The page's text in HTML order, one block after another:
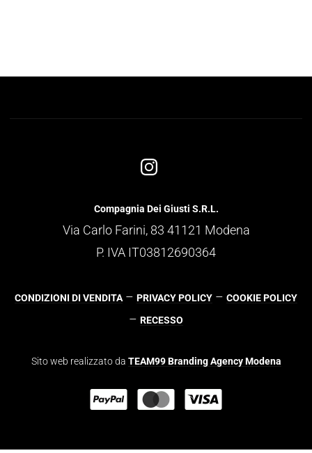
Compagnia Dei Giusti S.R.L.
Via Carlo Farini, 83 41121 Modena
P. IVA IT03812690364
CONDIZIONI DI VENDITA – PRIVACY POLICY – COOKIE POLICY
– RECESSO
Sito web realizzato da TEAM99 Branding Agency Modena